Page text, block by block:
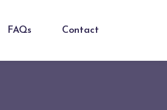
FAQs Contact